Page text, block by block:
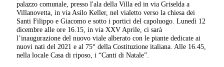
palazzo comunale, presso l'ala della Villa ed in via Griselda a
Villanovetta, in via Asilo Keller, nel vialetto verso la chiesa dei
Santi Filippo e Giacomo e sotto i portici del capoluogo. Lunedì 12
dicembre alle ore 16.15, in via XXV Aprile, ci sarà
l’inaugurazione del nuovo viale alberato con le piante dedicate ai
nuovi nati del 2021 e al 75° della Costituzione italiana. Alle 16.45,
nella locale Casa di riposo, i “Canti di Natale”.